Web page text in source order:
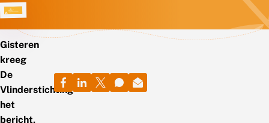
Gisteren
kreeg
De
Vlinderstichting
het
bericht,